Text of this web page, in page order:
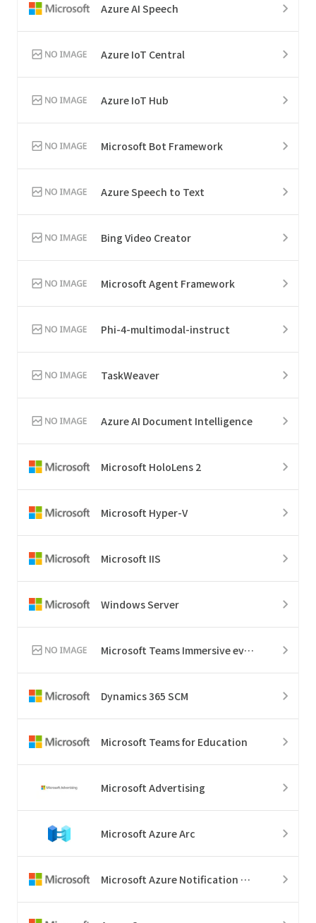
Azure AI Speech
Azure IoT Central
Azure IoT Hub
Microsoft Bot Framework
Azure Speech to Text
Bing Video Creator
Microsoft Agent Framework
Phi-4-multimodal-instruct
TaskWeaver
Azure AI Document Intelligence
Microsoft HoloLens 2
Microsoft Hyper-V
Microsoft IIS
Windows Server
Microsoft Teams Immersive events
Dynamics 365 SCM
Microsoft Teams for Education
Microsoft Advertising
Microsoft Azure Arc
Microsoft Azure Notification Hubs